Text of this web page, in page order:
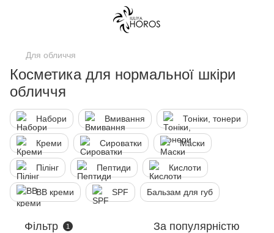
Для обличчя
Косметика для нормальної шкіри
обличчя
Набори Вмивання Тоніки, тонери
Креми Сироватки Маски
Пілінг Пептиди Кислоти
ВВ креми SPF Бальзам для губ
Фільтр 1 За популярністю